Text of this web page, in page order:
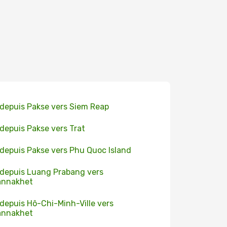
Pakse vers Siem Reap
Pakse vers Trat
Pakse vers Phu Quoc Island
Luang Prabang vers
Hô-Chi-Minh-Ville vers